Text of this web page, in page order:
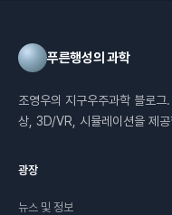
푸른행성의 과학
조영우의 지구우주과학 블로
상, 3D/VR, 시뮬레이션을 제공
광장
뉴스 및 정보